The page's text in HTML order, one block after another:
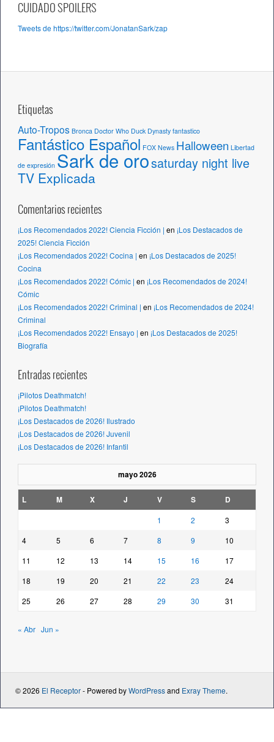
c
s
CUIDADO SPOILERS
Tweets de https://twitter.com/JonatanSark/zap
Etiquetas
Auto-Tropos Bronca Doctor Who Duck Dynasty fantastico
Fantástico Español FOX News Halloween Libertad
de expresión Sark de orosaturday night live
TV Explicada
Comentarios recientes
¡Los Recomendados 2022! Ciencia Ficción | en ¡Los Destacados de
2025! Ciencia Ficción
¡Los Recomendados 2022! Cocina | en ¡Los Destacados de 2025!
Cocina
¡Los Recomendados 2022! Cómic | en ¡Los Recomendados de 2024!
Cómic
¡Los Recomendados 2022! Criminal | en ¡Los Recomendados de 2024!
Criminal
¡Los Recomendados 2022! Ensayo | en ¡Los Destacados de 2025!
Biografía
Entradas recientes
¡Pilotos Deathmatch!
¡Pilotos Deathmatch!
¡Los Destacados de 2026! Ilustrado
¡Los Destacados de 2026! Juvenil
¡Los Destacados de 2026! Infantil
mayo 2026
L M X J V S D
1 2
3
4
5 6 7 8 9
10
11
12 13 14 15 16
17
18
19 20 21 22 23
24
25
26 27 28 29 30 31
« Abr Jun »
© 2026 El Receptor- Powered byWordPressand Exray Theme.